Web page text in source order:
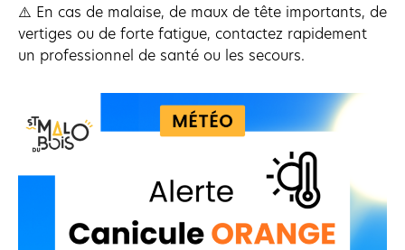
⚠️ En cas de malaise, de maux de tête importants, de
vertiges ou de forte fatigue, contactez rapidement
un professionnel de santé ou les secours.